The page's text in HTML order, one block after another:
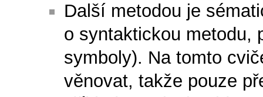
Další metodou je
o syntaktickou metodu,
symboly). Na tomto
věnovat, takže pouze